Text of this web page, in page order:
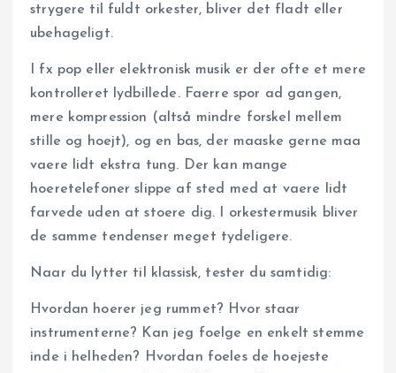
strygere til fuldt orkester, bliver det fladt eller
ubehageligt.
I fx pop eller elektronisk musik er der ofte et mere
kontrolleret lydbillede. Faerre spor ad gangen,
mere kompression (altså mindre forskel mellem
stille og hoejt), og en bas, der maaske gerne maa
vaere lidt ekstra tung. Der kan mange
hoeretelefoner slippe af sted med at vaere lidt
farvede uden at stoere dig. I orkestermusik bliver
de samme tendenser meget tydeligere.
Naar du lytter til klassisk, tester du samtidig:
Hvordan hoerer jeg rummet? Hvor staar
instrumenterne? Kan jeg foelge en enkelt stemme
inde i helheden? Hvordan foeles de hoejeste